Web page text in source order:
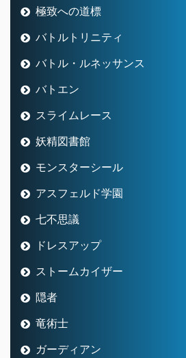
極致への道標
バトルトリニティ
バトル・ルネッサンス
バトエン
スライムレース
妖精図書館
モンスターシール
アスフェルド学園
七不思議
ドレスアップ
ストームカイザー
隠者
竜術士
ガーディアン